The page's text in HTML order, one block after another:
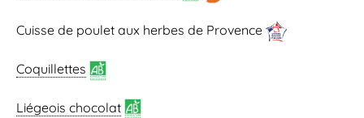
Cuisse de poulet aux herbes de Provence
Coquillettes
Liégeois chocolat